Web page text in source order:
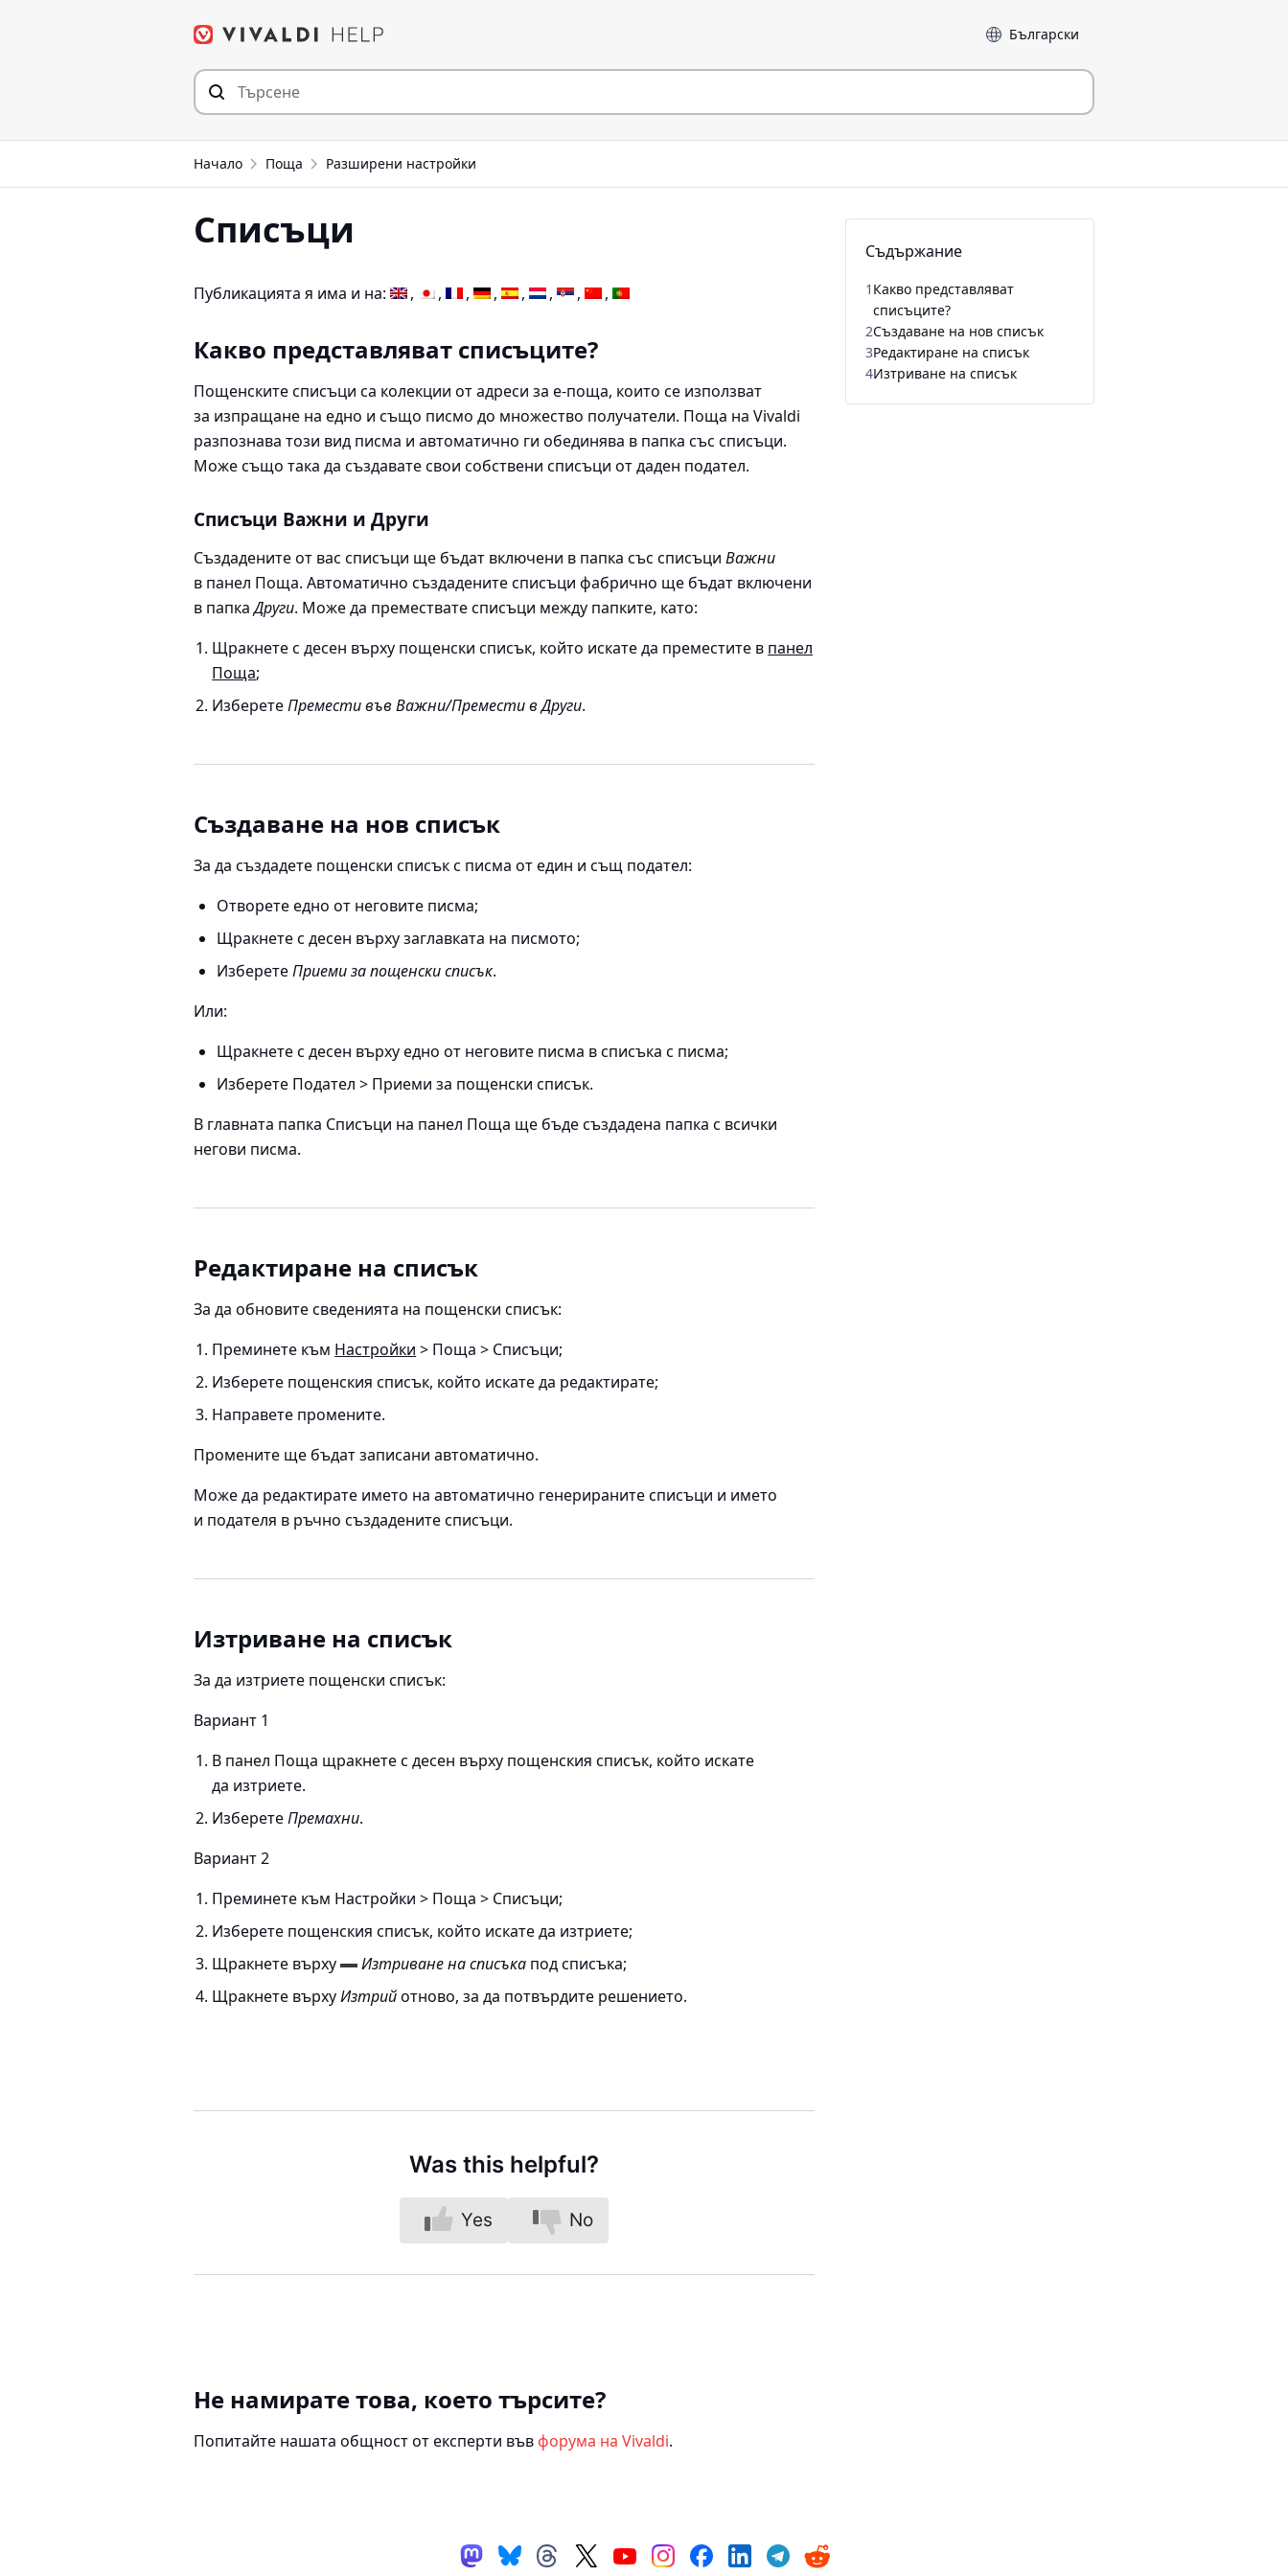
Език
Начало Поща Разширени настройки
Списъци
Публикацията я има и на:
Какво представляват списъците?
Пощенските списъци са колекции от адреси за е-поща, които се използват
за изпращане на едно и също писмо до множество получатели. Поща на Vivaldi
разпознава този вид писма и автоматично ги обединява в папка със списъци.
Може също така да създавате свои собствени списъци от даден подател.
Списъци Важни и Други
Създадените от вас списъци ще бъдат включени в папка със списъци Важни
в панел Поща. Автоматично създадените списъци фабрично ще бъдат включени
в папкаДруги. Може да премествате списъци между папките, като:
Щракнете с десен върху пощенски списък, който искате да преместите в панел
Поща;
ИзберетеПремести във Важни/Премести в Други.
Създаване на нов списък
За да създадете пощенски списък с писма от един и същ подател:
Отворете едно от неговите писма;
Щракнете с десен върху заглавката на писмото;
ИзберетеПриеми за пощенски списък.
Или:
Щракнете с десен върху едно от неговите писма в списъка с писма;
Изберете Подател > Приеми за пощенски списък.
В главната папка Списъци на панел Поща ще бъде създадена папка с всички
негови писма.
Редактиране на списък
За да обновите сведенията на пощенски списък:
Преминете към Настройки > Поща > Списъци;
Изберете пощенския списък, който искате да редактирате;
Направете промените.
Промените ще бъдат записани автоматично.
Може да редактирате името на автоматично генерираните списъци и името
и подателя в ръчно създадените списъци.
Изтриване на списък
За да изтриете пощенски списък:
Вариант 1
В панел Поща щракнете с десен върху пощенския списък, който искате
да изтриете.
ИзберетеПремахни.
Вариант 2
Преминете към Настройки > Поща > Списъци;
Изберете пощенския списък, който искате да изтриете;
Щракнете върху
Изтриване на списъка под списъка;
Щракнете върхуИзтрийотново, за да потвърдите решението.
Was this helpful?
Yes No
Съдържание
1 Какво представляват
списъците?
2Създаване на нов списък
3Редактиране на списък
4Изтриване на списък
Не намирате това, което търсите?
Попитайте нашата общност от експерти въвфорума на Vivaldi.